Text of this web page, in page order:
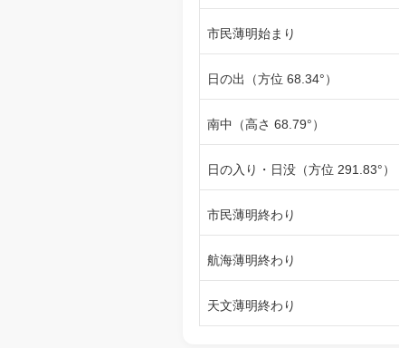
市民薄明始まり
日の出（方位 68.34°）
南中（高さ 68.79°）
日の入り・日没（方位 291.83°）
市民薄明終わり
航海薄明終わり
天文薄明終わり